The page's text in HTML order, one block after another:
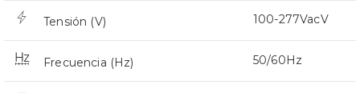
Tensión (V) 100-277VacV
Frecuencia (Hz) 50/60Hz